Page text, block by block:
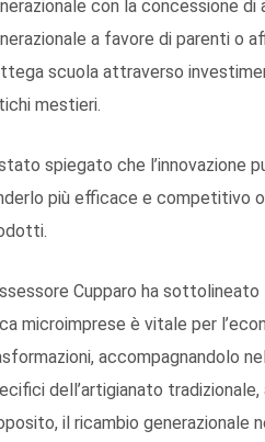
con la concessione
a favore di parenti o
scuola attraverso
mestieri.
stato spiegato che l’innovazione
più efficace e competitivo
Cupparo ha
microimprese è vitale per
accompagnandolo
dell’artigianato
il ricambio generazionale